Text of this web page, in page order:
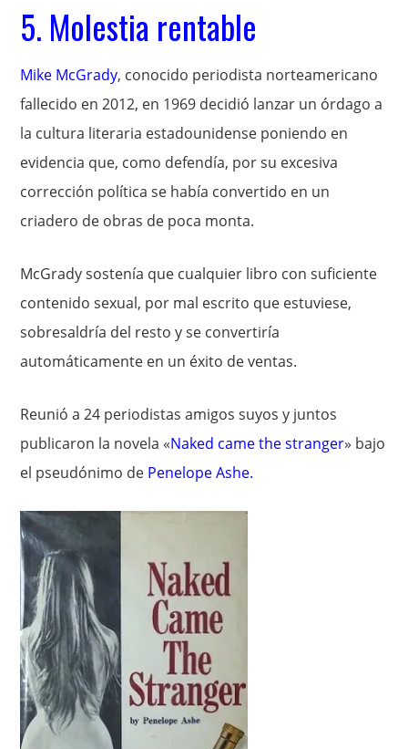
5. Molestia rentable
Mike McGrady, conocido periodista norteamericano
fallecido en 2012, en 1969 decidió lanzar un órdago a
la cultura literaria estadounidense poniendo en
evidencia que, como defendía, por su excesiva
corrección política se había convertido en un
criadero de obras de poca monta.
McGrady sostenía que cualquier libro con suficiente
contenido sexual, por mal escrito que estuviese,
sobresaldría del resto y se convertiría
automáticamente en un éxito de ventas.
Reunió a 24 periodistas amigos suyos y juntos
publicaron la novela «Naked came the stranger» bajo
el pseudónimo de Penelope Ashe.